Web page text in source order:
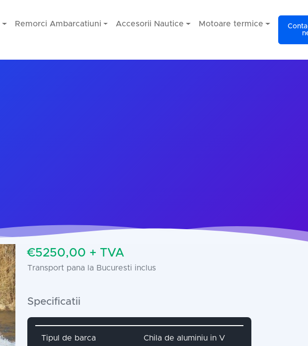
Remorci Ambarcatiuni Accesorii Nautice Motoare termice
€5250,00 + TVA
Transport pana la Bucuresti inclus
Specificatii
Attribute name Attribute value
Tipul de barca Chila de aluminiu in V